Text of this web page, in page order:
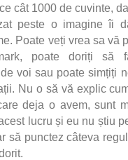
cât 1000 de cuvinte,
peste o imagine îi
Poate veți vrea sa vă
poate doriți să
voi sau poate simțiți
Nu o să vă explic
deja o avem, sunt
lucru și eu nu știu
să punctez câteva